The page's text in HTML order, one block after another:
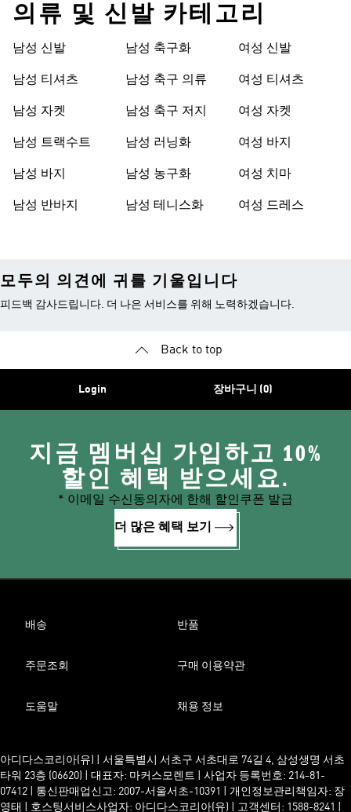
의류 및 신발 카테고리
남성 신발
남성 티셔츠
남성 자켓
남성 트랙수트
남성 바지
남성 반바지
남성 축구화
남성 축구 의류
남성 축구 저지
남성 러닝화
남성 농구화
남성 테니스화
여성 신발
여성 티셔츠
여성 자켓
여성 바지
여성 치마
여성 드레스
모두의 의견에 귀를 기울입니다
피드백 감사드립니다. 더 나은 서비스를 위해 노력하겠습니다.
Back to top
Login 장바구니 (0)
지금 멤버십 가입하고 10%
할인 혜택 받으세요.
* 이메일 수신동의자에 한해 할인쿠폰 발급
더 많은 혜택 보기
배송 반품
주문조회 구매 이용약관
도움말 채용 정보
아디다스코리아(유) | 서울특별시 서초구 서초대로 74길 4, 삼성생명 서초
타워 23층 (06620) | 대표자: 마커스모렌트 | 사업자 등록번호: 214-81-
07412 | 통신판매업신고: 2007-서울서초-10391 | 개인정보관리책임자: 장
영태 | 호스팅서비스사업자: 아디다스코리아(유) | 고객센터: 1588-8241 |